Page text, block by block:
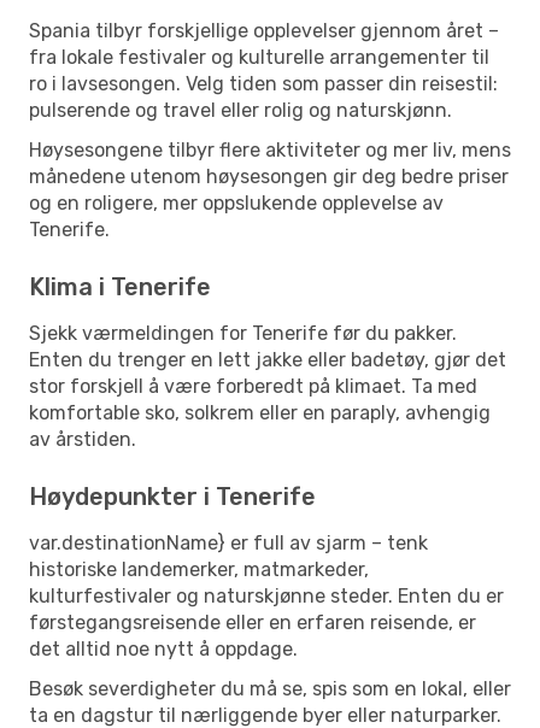
Spania tilbyr forskjellige opplevelser gjennom året –
fra lokale festivaler og kulturelle arrangementer til
ro i lavsesongen. Velg tiden som passer din reisestil:
pulserende og travel eller rolig og naturskjønn.
Høysesongene tilbyr flere aktiviteter og mer liv, mens
månedene utenom høysesongen gir deg bedre priser
og en roligere, mer oppslukende opplevelse av
Tenerife.
Klima i Tenerife
Sjekk værmeldingen for Tenerife før du pakker.
Enten du trenger en lett jakke eller badetøy, gjør det
stor forskjell å være forberedt på klimaet. Ta med
komfortable sko, solkrem eller en paraply, avhengig
av årstiden.
Høydepunkter i Tenerife
var.destinationName} er full av sjarm – tenk
historiske landemerker, matmarkeder,
kulturfestivaler og naturskjønne steder. Enten du er
førstegangsreisende eller en erfaren reisende, er
det alltid noe nytt å oppdage.
Besøk severdigheter du må se, spis som en lokal, eller
ta en dagstur til nærliggende byer eller naturparker.